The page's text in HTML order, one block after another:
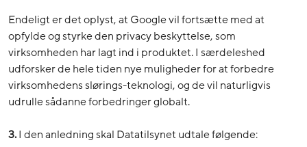
Endeligt er det oplyst, at Google vil fortsætte med at
opfylde og styrke den privacy beskyttelse, som
virksomheden har lagt ind i produktet. I særdeleshed
udforsker de hele tiden nye muligheder for at forbedre
virksomhedens slørings-teknologi, og de vil naturligvis
udrulle sådanne forbedringer globalt.
3.I den anledning skal Datatilsynet udtale følgende: